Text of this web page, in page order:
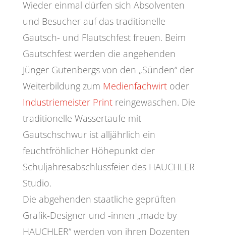
Wieder einmal dürfen sich Absolventen
und Besucher auf das traditionelle
Gautsch- und Flautschfest freuen. Beim
Gautschfest werden die angehenden
Jünger Gutenbergs von den „Sünden“ der
Weiterbildung zum Medienfachwirtoder
Industriemeister Printreingewaschen. Die
traditionelle Wassertaufe mit
Gautschschwur ist alljährlich ein
feuchtfröhlicher Höhepunkt der
Schuljahresabschlussfeier des HAUCHLER
Studio.
Die abgehenden staatliche geprüften
Grafik-Designer und -innen „made by
HAUCHLER“ werden von ihren Dozenten